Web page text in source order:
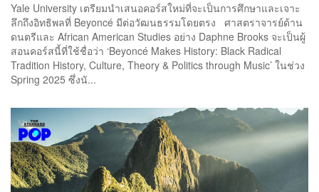
Yale University เตรียมนำเสนอคอร์สใหม่ที่จะเป็นการศึกษาและเจาะ
ลึกถึงอิทธิพลที่ Beyoncé มีต่อวัฒนธรรมโดยตรง ศาสตราจารย์ด้าน
ดนตรีและ African American Studies อย่าง Daphne Brooks จะเป็นผู้
สอนคอร์สนี้ที่ใช้ชื่อว่า ‘Beyoncé Makes History: Black Radical
Tradition History, Culture, Theory & Politics through Music’ ในช่วง
Spring 2025 ซึ่งนั...